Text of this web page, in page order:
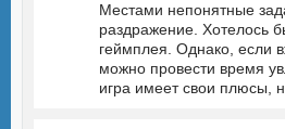
Местами непонятные
раздражение. Хотелось
геймплея. Однако, если
можно провести время
игра имеет свои плюсы,